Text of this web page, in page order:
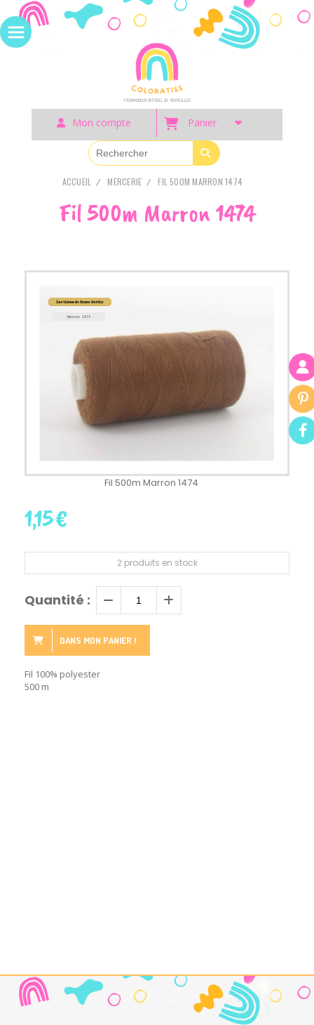
Mon compte Panier
ACCUEIL MERCERIE FIL 500M MARRON 1474
Fil 500m Marron 1474
Fil 500m Marron 1474
1,15€
2 produits en stock
Quantité :
DANS MON PANIER !
Fil 100% polyester
500 m
Panneau de gestion des cookies